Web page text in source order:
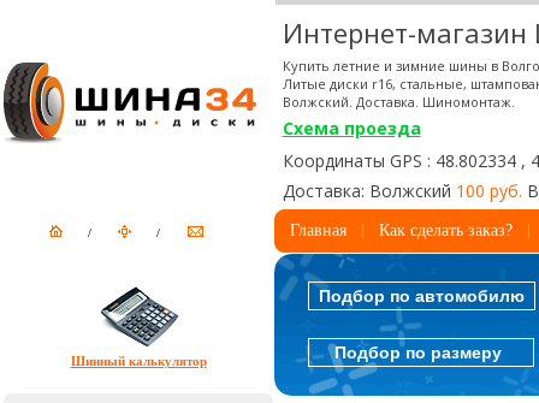
Интернет-
Купить летние и зимние шины в
Литые диски r16, стальные,
Волжский. Доставка. Шиномонтаж.
Схема проезда
Координаты GPS : 48.802334 ,
Доставка: Волжский 100 руб.
Главная Как сделать заказ?
Шинный калькулятор
Подбор по автомобилю
Подбор по размеру